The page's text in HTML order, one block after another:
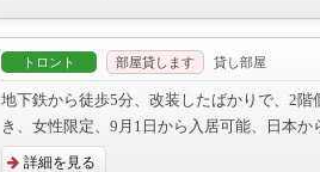
トロント 部屋貸します 貸し部屋
地下鉄から徒歩5分、改装したばかりで、2
き、女性限定、9月1日から入居可能、日本か
詳細を見る